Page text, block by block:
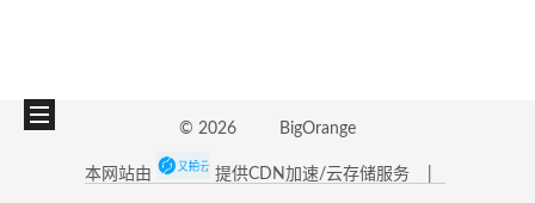
©2026 BigOrange
本网站由 提供CDN加速/云存储服务